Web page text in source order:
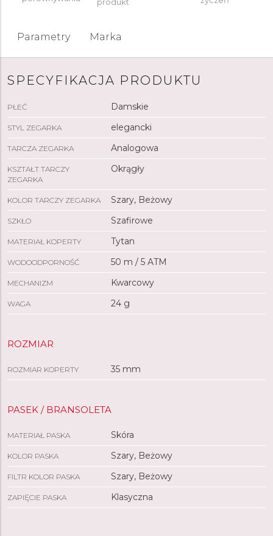
Parametry Marka
SPECYFIKACJA PRODUKTU
PŁEĆ Damskie
STYL ZEGARKA elegancki
TARCZA ZEGARKA Analogowa
KSZTAŁT TARCZY
ZEGARKA
Okrągły
KOLOR TARCZY ZEGARKA Szary, Beżowy
SZKŁO Szafirowe
MATERIAŁ KOPERTY Tytan
WODOODPORNOŚĆ 50 m / 5 ATM
MECHANIZM Kwarcowy
WAGA 24 g
ROZMIAR
ROZMIAR KOPERTY 35 mm
PASEK / BRANSOLETA
MATERIAŁ PASKA Skóra
KOLOR PASKA Szary, Beżowy
FILTR KOLOR PASKA Szary, Beżowy
ZAPIĘCIE PASKA Klasyczna